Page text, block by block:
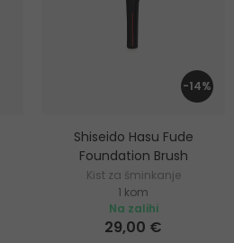
-14%
Shiseido Hasu Fude
Foundation Brush
Kist za šminkanje
1 kom
Na zalihi
29,00 €